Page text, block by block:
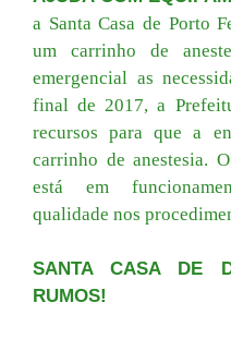
a Santa Casa de Porto
um carrinho de
emergencial as
final de 2017, a
recursos para que a
carrinho de anestesia.
está em
qualidade nos
SANTA CASA DE
RUMOS!